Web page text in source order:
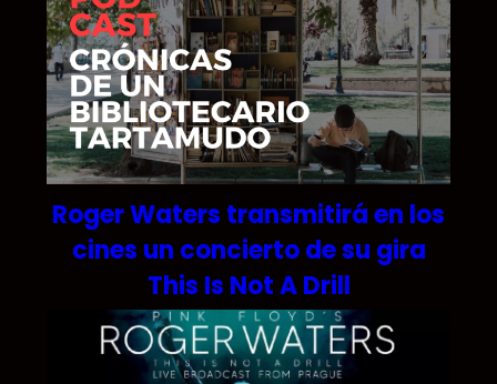
Roger Waters transmitirá en los
cines un concierto de su gira
This Is Not A Drill